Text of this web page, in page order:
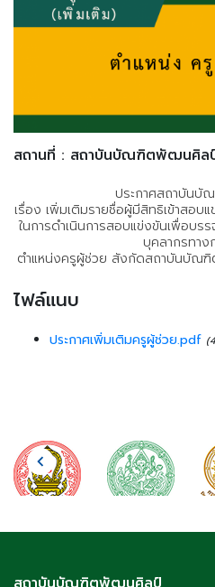
สถานที่ : สถาบันบัณฑิตพัฒนศิล
ประกาศสถาบัน
เรื่อง เพิ่มเติมรายชื่อผู้มีสิทธิเข้าสอบ
ในการดำเนินการสอบแข่งขันเพื่อบร
บุคลากรทาง
ตำแหน่งครูผู้ช่วย สังกัดสถาบันบั
ไฟล์แนบ
ประกาศเพิ่มเติมครูผู้ช่วย.pdf